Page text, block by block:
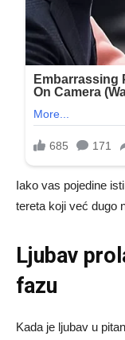
Iako vas pojedine
tereta koji već dugo
Ljubav
fazu
Kada je ljubav u